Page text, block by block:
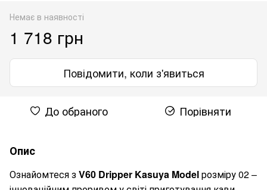
Немає в наявності
1 718 грн
Повідомити, коли з'явиться
До обраного Порівняти
Опис
Ознайомтеся з V60 Dripper Kasuya Modelрозміру 02 –